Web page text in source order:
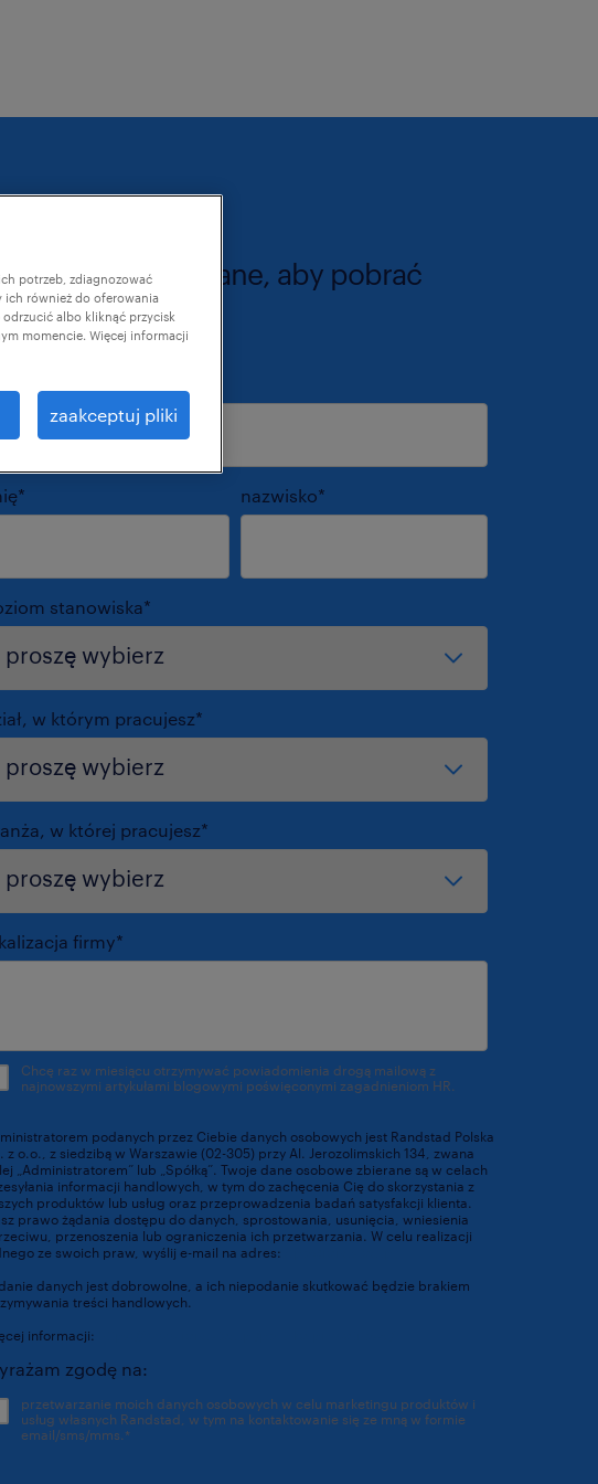
swoje dane, aby pobrać
* nazwisko*
stanowiska*
w którym pracujesz*
w której pracujesz*
firmy*
Chcę raz w miesiącu otrzymywać powiadomienia drogą mailową z
najnowszymi artykułami blogowymi poświęconymi zagadnieniom HR.
podanych przez Ciebie danych osobowych jest Randstad Polska
z o.o., z siedzibą w Warszawie (02-305) przy Al. Jerozolimskich 134, zwana
„Administratorem” lub „Spółką”. Twoje dane osobowe zbierane są w celach
informacji handlowych, w tym do zachęcenia Cię do skorzystania z
produktów lub usług oraz przeprowadzenia badań satysfakcji klienta.
prawo żądania dostępu do danych, sprostowania, usunięcia, wniesienia
przenoszenia lub ograniczenia ich przetwarzania. W celu realizacji
ze swoich praw, wyślij e-mail na adres:
danych jest dobrowolne, a ich niepodanie skutkować będzie brakiem
treści handlowych.
informacji:
zgodę na:
przetwarzanie moich danych osobowych w celu marketingu produktów i
usług własnych Randstad, w tym na kontaktowanie się ze mną w formie
email/sms/mms. *
potrzeb, zdiagnozować
ich również do oferowania
albo kliknąć przycisk
momencie. Więcej informacji
zaakceptuj pliki